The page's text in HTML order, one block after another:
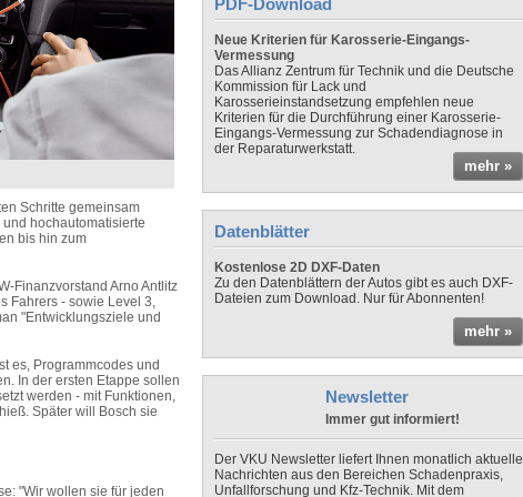
Schritte gemeinsam
hochautomatisierte
bis hin zum
Finanzvorstand Arno Antlitz
Fahrers - sowie Level 3,
"Entwicklungsziele und
es, Programmcodes und
In der ersten Etappe sollen
werden - mit Funktionen,
Später will Bosch sie
"Wir wollen sie für jeden
PDF-Download
Neue Kriterien für Karosserie-Eingangs-
Vermessung
Das Allianz Zentrum für Technik und die Deutsche
Kommission für Lack und
Karosserieinstandsetzung empfehlen neue
Kriterien für die Durchführung einer Karosserie-
Eingangs-Vermessung zur Schadendiagnose in
der Reparaturwerkstatt.
mehr »
Datenblätter
Kostenlose 2D DXF-Daten
Zu den Datenblättern der Autos gibt es auch DXF-
Dateien zum Download. Nur für Abonnenten!
mehr »
Newsletter
Immer gut informiert!
Der VKU Newsletter liefert Ihnen monatlich aktuelle
Nachrichten aus den Bereichen Schadenpraxis,
Unfallforschung und Kfz-Technik. Mit dem